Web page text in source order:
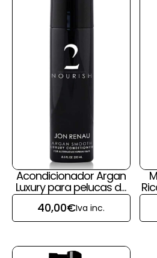
Acondicionador Argan
Luxury para pelucas de
pelo natural de Jon
Renau
40,00€Iva inc.